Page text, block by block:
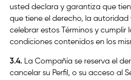
usted declara y garantiza que
que tiene el derecho, la
celebrar estos Términos y cumplir
condiciones contenidos en los
3.4. La Compañía se reserva el
cancelar su Perfil, o su acceso al